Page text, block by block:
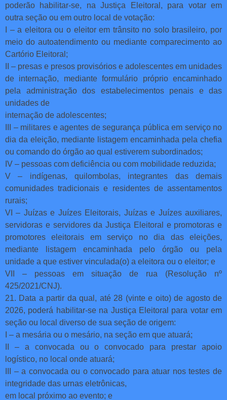
poderão habilitar-se, na Justiça Eleitoral, para votar em
outra seção ou em outro local de votação:
I – a eleitora ou o eleitor em trânsito no solo brasileiro, por
meio do autoatendimento ou mediante comparecimento ao
Cartório Eleitoral;
II – presas e presos provisórios e adolescentes em unidades
de internação, mediante formulário próprio encaminhado
pela administração dos estabelecimentos penais e das
unidades de
internação de adolescentes;
III – militares e agentes de segurança pública em serviço no
dia da eleição, mediante listagem encaminhada pela chefia
ou comando do órgão ao qual estiverem subordinados;
IV – pessoas com deficiência ou com mobilidade reduzida;
V – indígenas, quilombolas, integrantes das demais
comunidades tradicionais e residentes de assentamentos
rurais;
VI – Juízas e Juízes Eleitorais, Juízas e Juízes auxiliares,
servidoras e servidores da Justiça Eleitoral e promotoras e
promotores eleitorais em serviço no dia das eleições,
mediante listagem encaminhada pelo órgão ou pela
unidade a que estiver vinculada(o) a eleitora ou o eleitor; e
VII – pessoas em situação de rua (Resolução nº
425/2021/CNJ).
21. Data a partir da qual, até 28 (vinte e oito) de agosto de
2026, poderá habilitar-se na Justiça Eleitoral para votar em
seção ou local diverso de sua seção de origem:
I – a mesária ou o mesário, na seção em que atuará;
II – a convocada ou o convocado para prestar apoio
logístico, no local onde atuará;
III – a convocada ou o convocado para atuar nos testes de
integridade das urnas eletrônicas,
em local próximo ao evento; e